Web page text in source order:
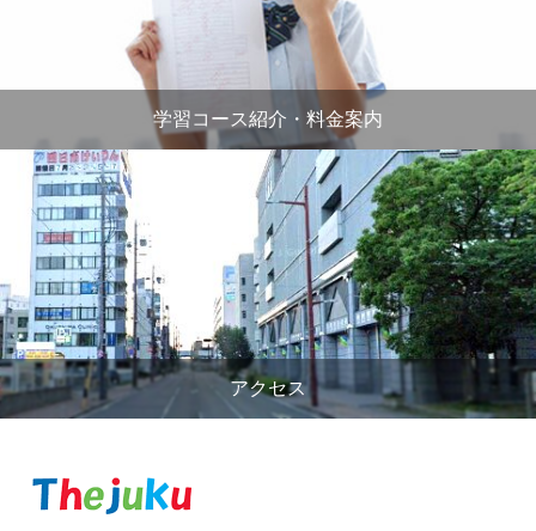
学習コース紹介・料金案内
アクセス